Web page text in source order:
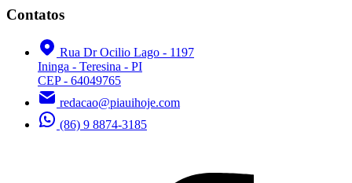
Contatos
Rua Dr Ocilio Lago - 1197
Ininga - Teresina - PI
CEP - 64049765
redacao@piauihoje.com
(86) 9 8874-3185